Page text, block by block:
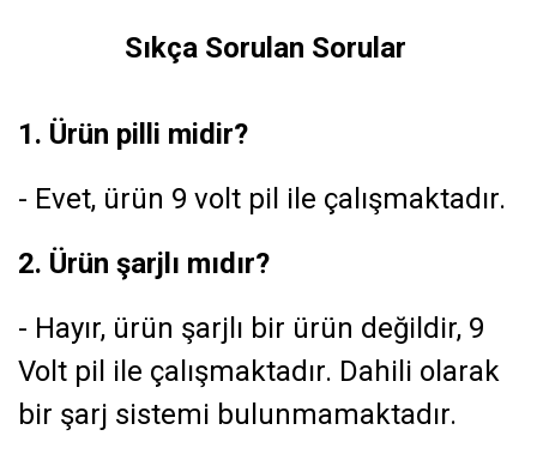
Sıkça Sorulan Sorular
1. Ürün pilli midir?
- Evet, ürün 9 volt pil ile çalışmaktadır.
2. Ürün şarjlı mıdır?
- Hayır, ürün şarjlı bir ürün değildir, 9
Volt pil ile çalışmaktadır. Dahili olarak
bir şarj sistemi bulunmamaktadır.